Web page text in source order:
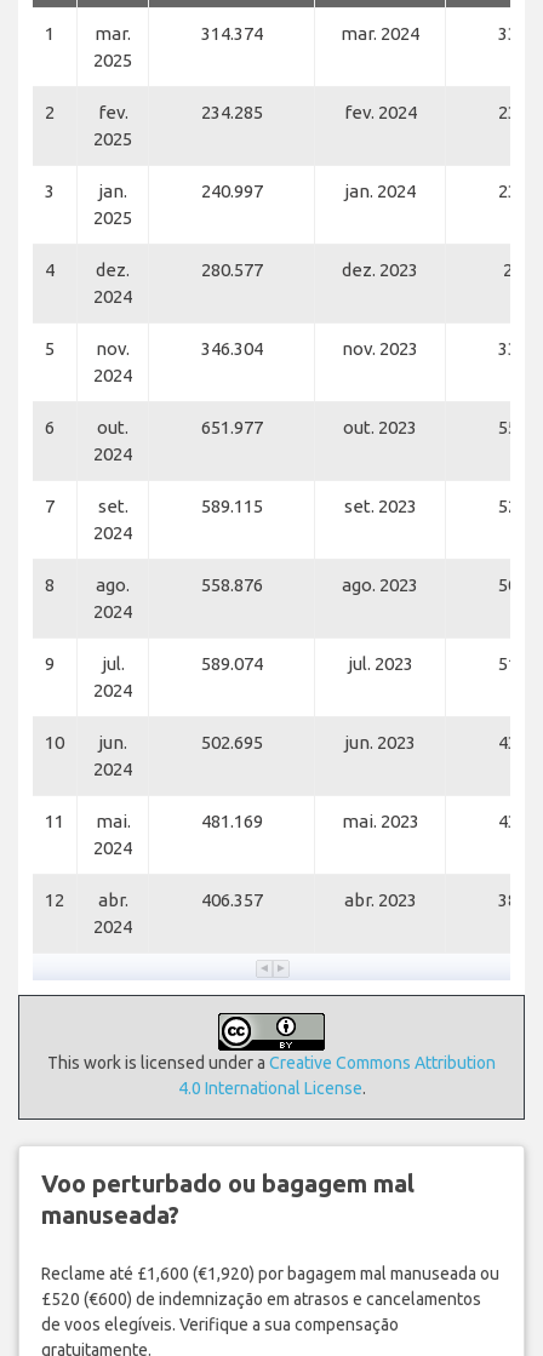
1
mar.
2025
314.374 mar. 2024
2
fev.
2025
234.285 fev. 2024
3
jan.
2025
240.997 jan. 2024
4
dez.
2024
280.577 dez. 2023
5
nov.
2024
346.304 nov. 2023
6
out.
2024
651.977 out. 2023
7
set.
2024
589.115 set. 2023
8
ago.
2024
558.876 ago. 2023
9
jul.
2024
589.074 jul. 2023
10
jun.
2024
502.695 jun. 2023
11
mai.
2024
481.169 mai. 2023
12
abr.
2024
406.357 abr. 2023
This work is licensed under a Creative Commons Attribution
4.0 International License.
Voo perturbado ou bagagem mal
manuseada?
Reclame até £1,600 (€1,920) por bagagem mal manuseada ou
£520 (€600) de indemnização em atrasos e cancelamentos
de voos elegíveis. Verifique a sua compensação
gratuitamente.